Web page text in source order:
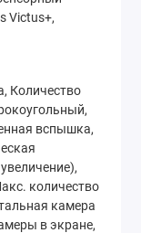
Galaxy
с любыми
до
Victus+,
Количество
вспышка,
количество
камера
в экране,